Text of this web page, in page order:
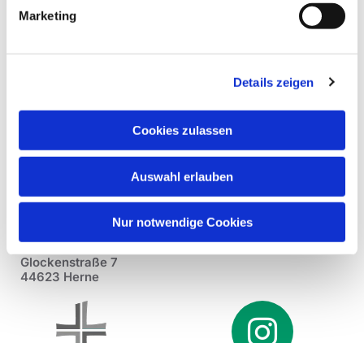
Marketing
Details zeigen
Cookies zulassen
Auswahl erlauben
Nur notwendige Cookies
Pfarrei St. Dionysius Herne
Glockenstraße 7
44623 Herne